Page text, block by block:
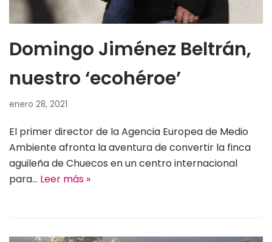
Domingo Jiménez Beltrán,
nuestro ‘ecohéroe’
enero 28, 2021
El primer director de la Agencia Europea de Medio
Ambiente afronta la aventura de convertir la finca
aguileña de Chuecos en un centro internacional
para… Leer más »